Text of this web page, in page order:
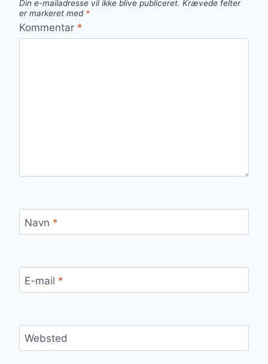
Din e-mailadresse vil ikke blive publiceret. Krævede felter
er markeret med *
Kommentar *
Navn *
E-mail *
Websted